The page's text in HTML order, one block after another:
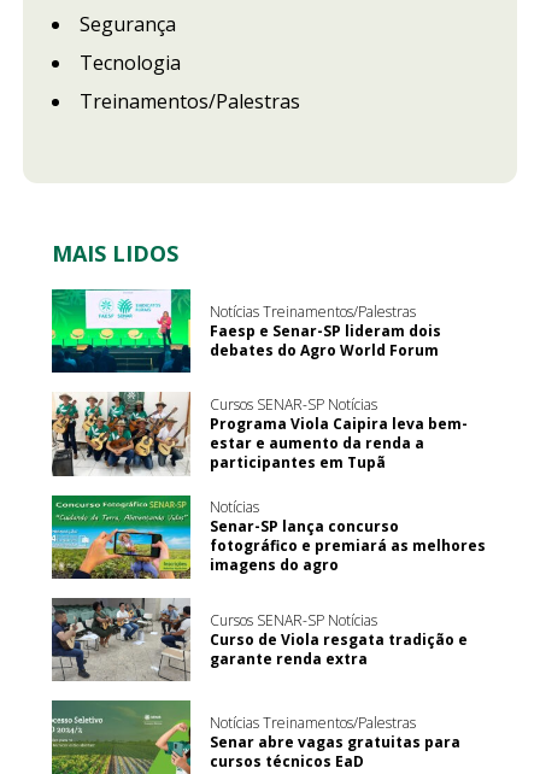
Segurança
Tecnologia
Treinamentos/Palestras
MAIS LIDOS
Notícias Treinamentos/Palestras
Faesp e Senar-SP lideram dois
debates do Agro World Forum
Cursos SENAR-SP Notícias
Programa Viola Caipira leva bem-
estar e aumento da renda a
participantes em Tupã
Notícias
Senar-SP lança concurso
fotográfico e premiará as melhores
imagens do agro
Cursos SENAR-SP Notícias
Curso de Viola resgata tradição e
garante renda extra
Notícias Treinamentos/Palestras
Senar abre vagas gratuitas para
cursos técnicos EaD